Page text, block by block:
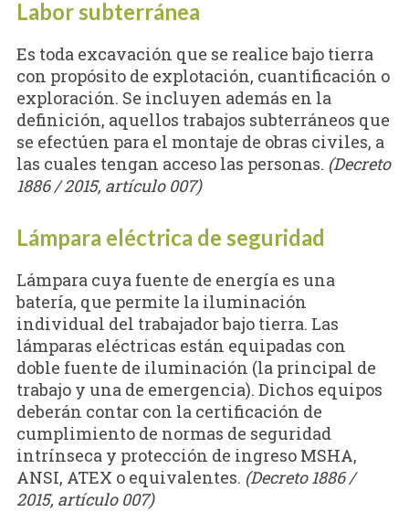
Labor subterránea
Es toda excavación que se realice bajo tierra
con propósito de explotación, cuantificación o
exploración. Se incluyen además en la
definición, aquellos trabajos subterráneos que
se efectúen para el montaje de obras civiles, a
las cuales tengan acceso las personas. (Decreto
1886 / 2015, artículo 007)
Lámpara eléctrica de seguridad
Lámpara cuya fuente de energía es una
batería, que permite la iluminación
individual del trabajador bajo tierra. Las
lámparas eléctricas están equipadas con
doble fuente de iluminación (la principal de
trabajo y una de emergencia). Dichos equipos
deberán contar con la certificación de
cumplimiento de normas de seguridad
intrínseca y protección de ingreso MSHA,
ANSI, ATEX o equivalentes. (Decreto 1886 /
2015, artículo 007)